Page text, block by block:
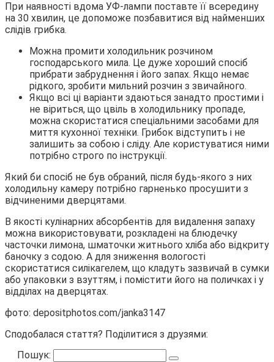
При наявності вдома УФ-лампи поставте її всередину
на 30 хвилин, це допоможе позбавитися від найменших
слідів грибка.
Можна промити холодильник розчином
господарського мила. Це дуже хороший спосіб
прибрати забруднення і його запах. Якщо немає
рідкого, зробити мильний розчин з звичайного.
Якщо всі ці варіанти здаються занадто простими і
не віриться, що цвіль в холодильнику пропаде,
можна скористатися спеціальними засобами для
миття кухонної техніки. Грибок відступить і не
залишить за собою і сліду. Але користуватися ними
потрібно строго по інструкції.
Який би спосіб не був обраний, після будь-якого з них
холодильну камеру потрібно гарненько просушити з
відчиненими дверцятами.
В якості кулінарних абсорбентів для видалення запаху
можна використовувати, розкладені на блюдечку
часточки лимона, шматочки житнього хліба або відкриту
баночку з содою. А для зниження вологості
скористатися силікагелем, що кладуть зазвичай в сумки
або упаковки з взуттям, і помістити його на поличках і у
відділах на дверцятах.
фото: depositphotos.com/janka3147
Сподобалася стаття? Поділитися з друзями:
Пошук: